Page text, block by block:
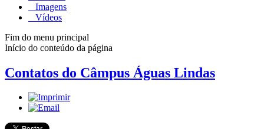
Imagens
Vídeos
Fim do menu principal
Início do conteúdo da página
Contatos do Câmpus Águas Lindas